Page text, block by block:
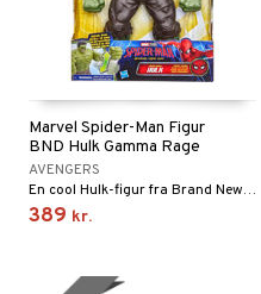
Marvel Spider-Man Figur
BND Hulk Gamma Rage
AVENGERS
En cool Hulk-figur fra Brand New Day!
389 kr.